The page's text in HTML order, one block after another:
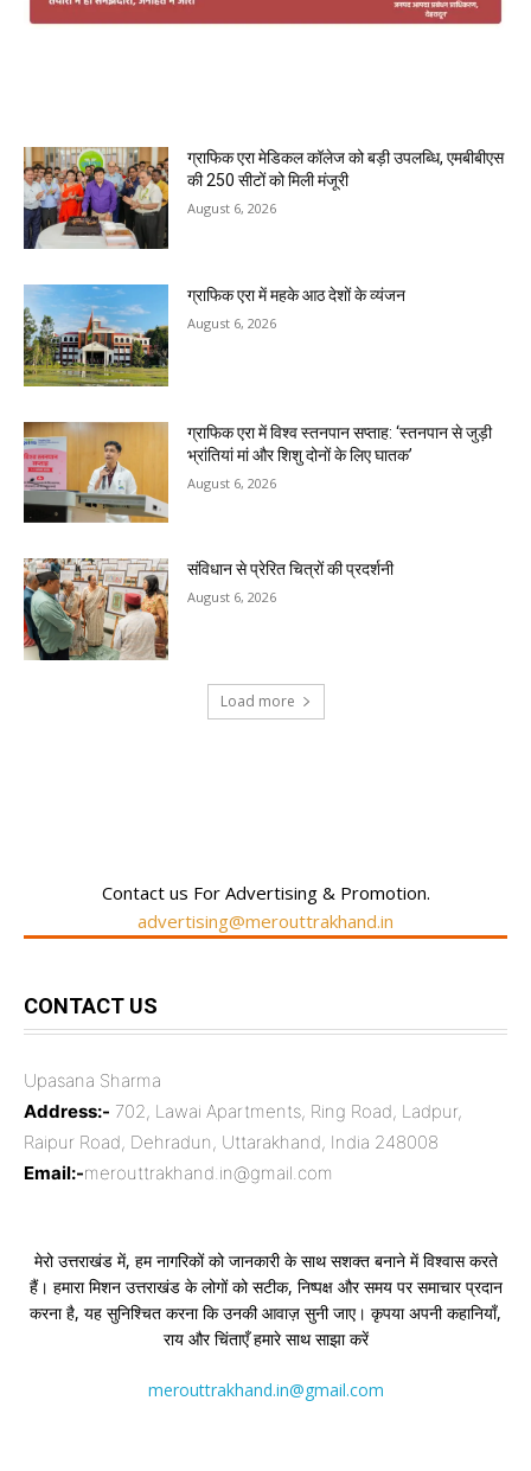
ग्राफिक एरा मेडिकल कॉलेज को बड़ी उपलब्धि, एमबीबीएस
की 250 सीटों को मिली मंजूरी
August 6, 2026
ग्राफिक एरा में महके आठ देशों के व्यंजन
August 6, 2026
ग्राफिक एरा में विश्व स्तनपान सप्ताह: ‘स्तनपान से जुड़ी
भ्रांतियां मां और शिशु दोनों के लिए घातक’
August 6, 2026
संविधान से प्रेरित चित्रों की प्रदर्शनी
August 6, 2026
Load more
Contact us For Advertising & Promotion.
advertising@merouttrakhand.in
CONTACT US
Upasana Sharma
Address:- 702, Lawai Apartments, Ring Road, Ladpur,
Raipur Road, Dehradun, Uttarakhand, India 248008
Email:-merouttrakhand.in@gmail.com
मेरो उत्तराखंड में, हम नागरिकों को जानकारी के साथ सशक्त बनाने में विश्वास करते
हैं। हमारा मिशन उत्तराखंड के लोगों को सटीक, निष्पक्ष और समय पर समाचार प्रदान
करना है, यह सुनिश्चित करना कि उनकी आवाज़ सुनी जाए। कृपया अपनी कहानियाँ,
राय और चिंताएँ हमारे साथ साझा करें
merouttrakhand.in@gmail.com